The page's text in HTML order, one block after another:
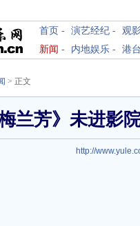
首页 - 演艺经纪 - 观
新闻 - 内地娱乐 - 港
> 正文
梅兰芳》未进影
http://